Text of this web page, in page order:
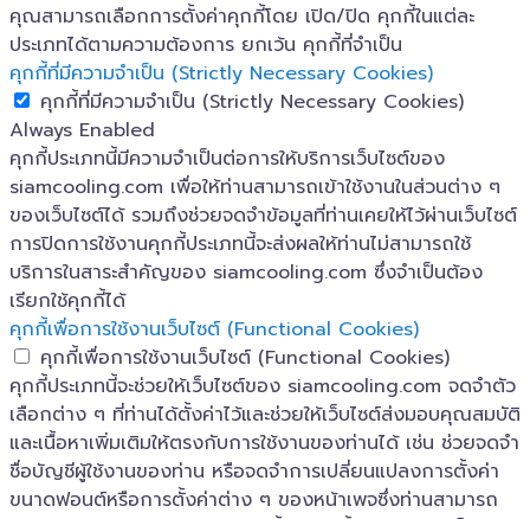
คุณสามารถเลือกการตั้งค่าคุกกี้โดย เปิด/ปิด คุกกี้ในแต่ละ
ประเภทได้ตามความต้องการ ยกเว้น คุกกี้ที่จำเป็น
คุกกี้ที่มีความจำเป็น (Strictly Necessary Cookies)
คุกกี้ที่มีความจำเป็น (Strictly Necessary Cookies)
Always Enabled
คุกกี้ประเภทนี้มีความจำเป็นต่อการให้บริการเว็บไซต์ของ
siamcooling.com เพื่อให้ท่านสามารถเข้าใช้งานในส่วนต่าง ๆ
ของเว็บไซต์ได้ รวมถึงช่วยจดจำข้อมูลที่ท่านเคยให้ไว้ผ่านเว็บไซต์
การปิดการใช้งานคุกกี้ประเภทนี้จะส่งผลให้ท่านไม่สามารถใช้
บริการในสาระสำคัญของ siamcooling.com ซึ่งจำเป็นต้อง
เรียกใช้คุกกี้ได้
คุกกี้เพื่อการใช้งานเว็บไซต์ (Functional Cookies)
คุกกี้เพื่อการใช้งานเว็บไซต์ (Functional Cookies)
คุกกี้ประเภทนี้จะช่วยให้เว็บไซต์ของ siamcooling.com จดจำตัว
เลือกต่าง ๆ ที่ท่านได้ตั้งค่าไว้และช่วยให้เว็บไซต์ส่งมอบคุณสมบัติ
และเนื้อหาเพิ่มเติมให้ตรงกับการใช้งานของท่านได้ เช่น ช่วยจดจำ
ชื่อบัญชีผู้ใช้งานของท่าน หรือจดจำการเปลี่ยนแปลงการตั้งค่า
ขนาดฟอนต์หรือการตั้งค่าต่าง ๆ ของหน้าเพจซึ่งท่านสามารถ